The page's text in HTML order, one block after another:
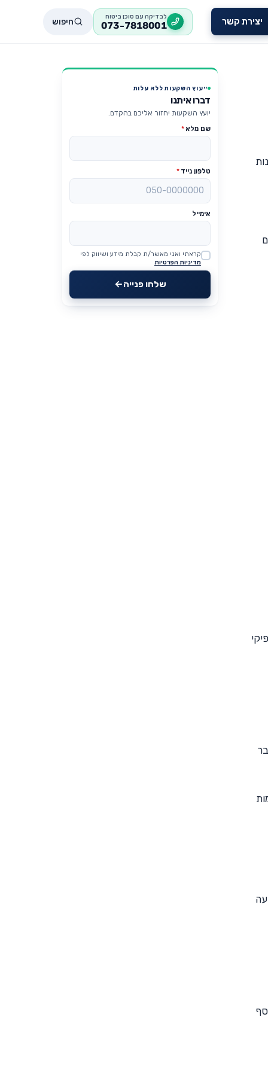
יצירת קשר לבדיקה עם סוכן ביטוח
073-7818001 חיפוש
ייעוץ השקעות ללא עלות
דברו איתנו
יועץ השקעות יחזור אליכם בהקדם.
שם מלא*
טלפון נייד *
אימייל
Website
קראתי ואני מאשר/ת קבלת מידע ושיווק לפי
מדיניות הפרטיות
שלחו פנייה